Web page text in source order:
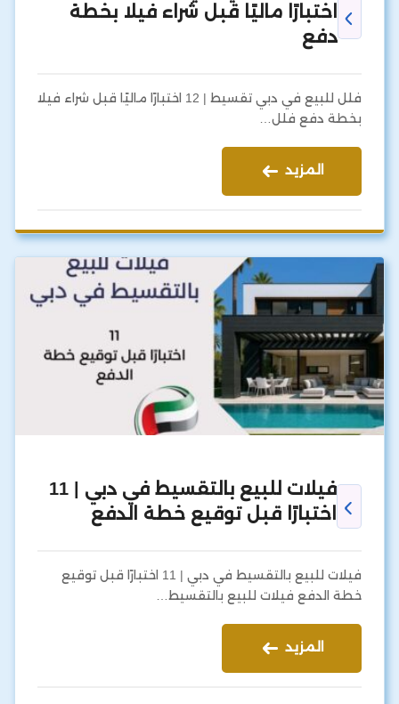
اختبارًا ماليًا قبل شراء فيلا بخطة
دفع
فلل للبيع في دبي تقسيط | 12 اختبارًا ماليًا قبل شراء فيلا
بخطة دفع فلل…
المزيد
فيلات للبيع بالتقسيط في دبي | 11
اختبارًا قبل توقيع خطة الدفع
فيلات للبيع بالتقسيط في دبي | 11 اختبارًا قبل توقيع
خطة الدفع فيلات للبيع بالتقسيط…
المزيد